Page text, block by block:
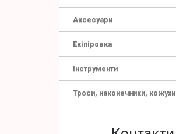
Аксесуари
Екіпіровка
Інструменти
Троси, наконечники, кожухи